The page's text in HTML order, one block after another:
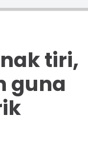
tiri,
guna